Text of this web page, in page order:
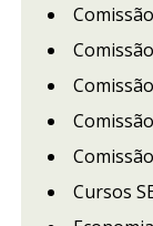
Cursos